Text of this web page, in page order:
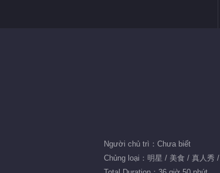
Người chủ trì：Chưa biết
Chủng loại：明星 / 美食 / 真人秀